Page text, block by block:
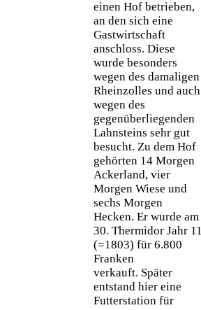
einen Hof betrieben,
an den sich eine
Gastwirtschaft
anschloss. Diese
wurde besonders
wegen des damaligen
Rheinzolles und auch
wegen des
gegenüberliegenden
Lahnsteins sehr gut
besucht. Zu dem Hof
gehörten 14 Morgen
Ackerland, vier
Morgen Wiese und
sechs Morgen
Hecken. Er wurde am
30. Thermidor Jahr 11
(=1803) für 6.800
Franken
verkauft. Später
entstand hier eine
Futterstation für